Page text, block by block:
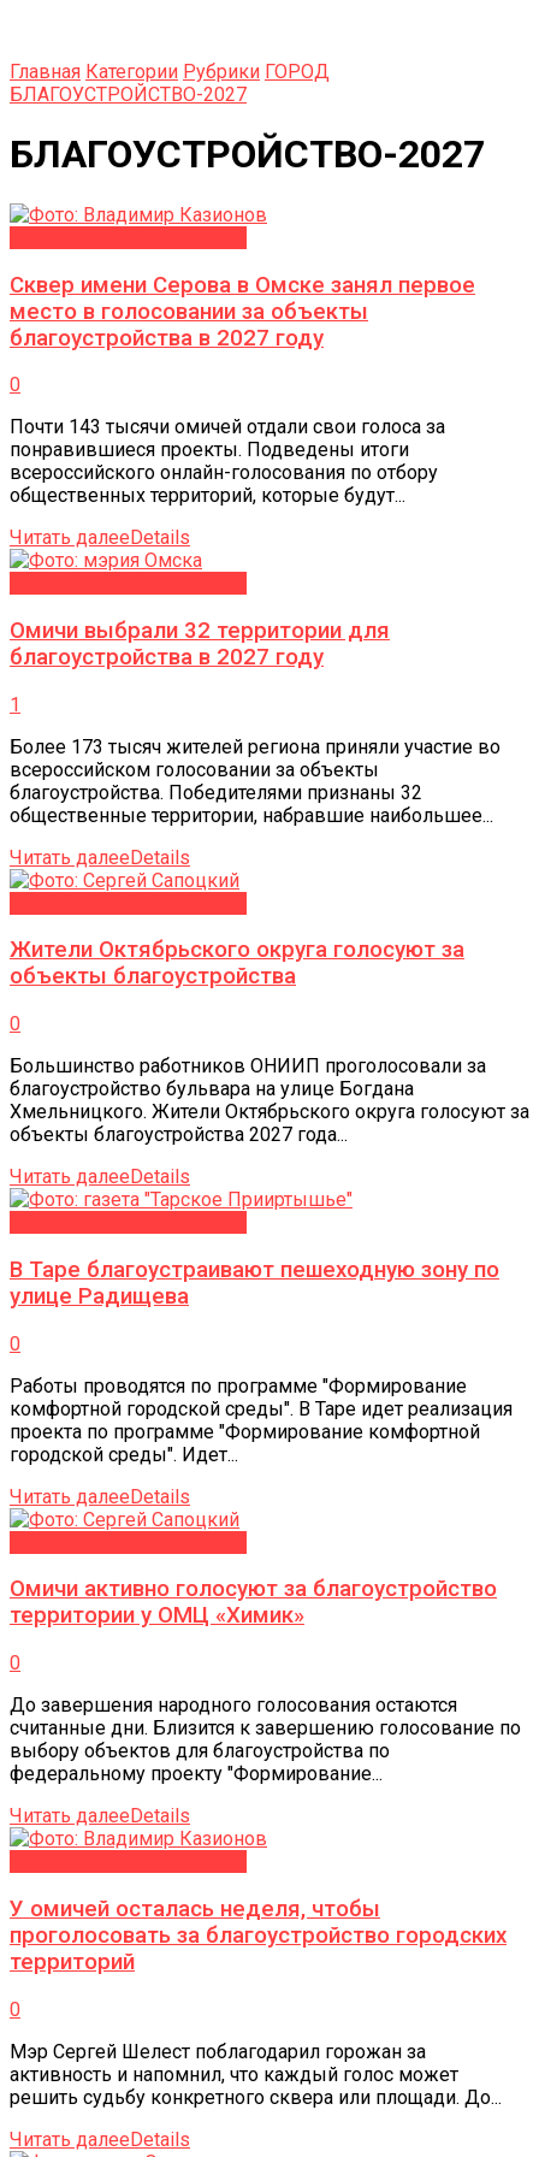
Главная Категории Рубрики ГОРОД
БЛАГОУСТРОЙСТВО-2027
БЛАГОУСТРОЙСТВО-2027
Сквер имени Серова в Омске занял первое
место в голосовании за объекты
благоустройства в 2027 году
0
Почти 143 тысячи омичей отдали свои голоса за
понравившиеся проекты. Подведены итоги
всероссийского онлайн-голосования по отбору
общественных территорий, которые будут...
Читать далее Details
Омичи выбрали 32 территории для
благоустройства в 2027 году
1
Более 173 тысяч жителей региона приняли участие во
всероссийском голосовании за объекты
благоустройства. Победителями признаны 32
общественные территории, набравшие наибольшее...
Читать далееDetails
Жители Октябрьского округа голосуют за
объекты благоустройства
0
Большинство работников ОНИИП проголосовали за
благоустройство бульвара на улице Богдана
Хмельницкого. Жители Октябрьского округа голосуют за
объекты благоустройства 2027 года...
Читать далее Details
В Таре благоустраивают пешеходную зону по
улице Радищева
0
Работы проводятся по программе "Формирование
комфортной городской среды". В Таре идет реализация
проекта по программе "Формирование комфортной
городской среды". Идет...
Читать далееDetails
Омичи активно голосуют за благоустройство
территории у ОМЦ «Химик»
0
До завершения народного голосования остаются
считанные дни. Близится к завершению голосование по
выбору объектов для благоустройства по
федеральному проекту "Формирование...
Читать далееDetails
У омичей осталась неделя, чтобы
проголосовать за благоустройство городских
территорий
0
Мэр Сергей Шелест поблагодарил горожан за
активность и напомнил, что каждый голос может
решить судьбу конкретного сквера или площади. До...
Читать далееDetails